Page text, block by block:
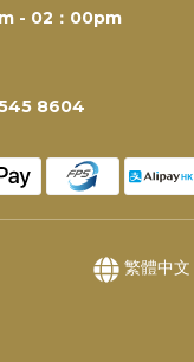
- 02：00pm
8604
繁體中文